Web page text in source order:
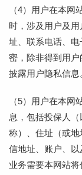
（4）用户在本
时，涉及用户及
址、联系电话、
密，除非得到用
披露用户隐私信息
（5）用户在本
息，包括投保人
称）、住址（或
信地址、账户、
业务需要本网站